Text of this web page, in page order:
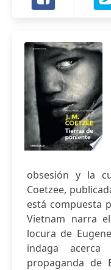
obsesión y la
Coetzee,
está compuesta
Vietnam narra
locura de
indaga
propaganda de